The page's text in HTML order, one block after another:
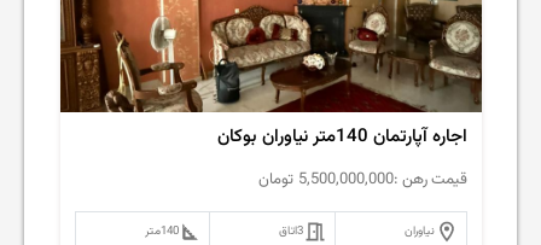
اجاره آپارتمان 140متر نیاوران بوکان
قیمت رهن :5,500,000,000 تومان
نیاوران 3اتاق 140متر